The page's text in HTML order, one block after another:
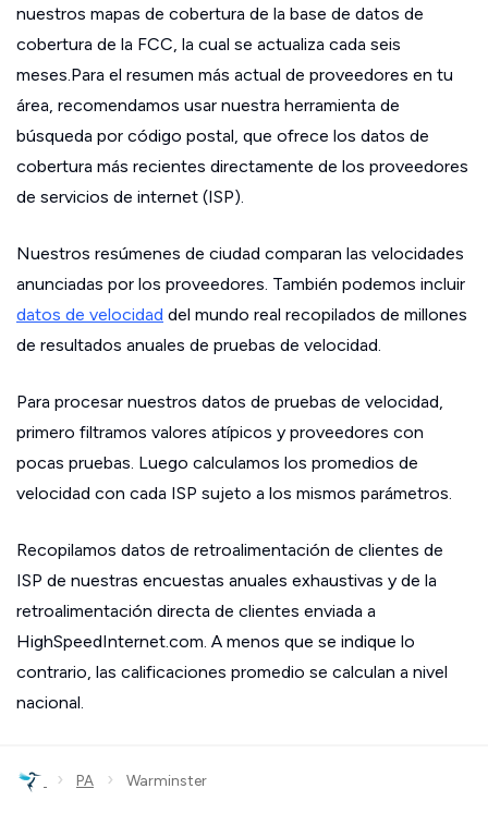
nuestros mapas de cobertura de la base de datos de
cobertura de la FCC, la cual se actualiza cada seis
meses.Para el resumen más actual de proveedores en tu
área, recomendamos usar nuestra herramienta de
búsqueda por código postal, que ofrece los datos de
cobertura más recientes directamente de los proveedores
de servicios de internet (ISP).
Nuestros resúmenes de ciudad comparan las velocidades
anunciadas por los proveedores. También podemos incluir
datos de velocidad del mundo real recopilados de millones
de resultados anuales de pruebas de velocidad.
Para procesar nuestros datos de pruebas de velocidad,
primero filtramos valores atípicos y proveedores con
pocas pruebas. Luego calculamos los promedios de
velocidad con cada ISP sujeto a los mismos parámetros.
Recopilamos datos de retroalimentación de clientes de
ISP de nuestras encuestas anuales exhaustivas y de la
retroalimentación directa de clientes enviada a
HighSpeedInternet.com. A menos que se indique lo
contrario, las calificaciones promedio se calculan a nivel
nacional.
› PA › Warminster